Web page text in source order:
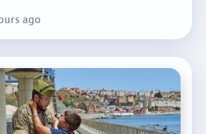
ago